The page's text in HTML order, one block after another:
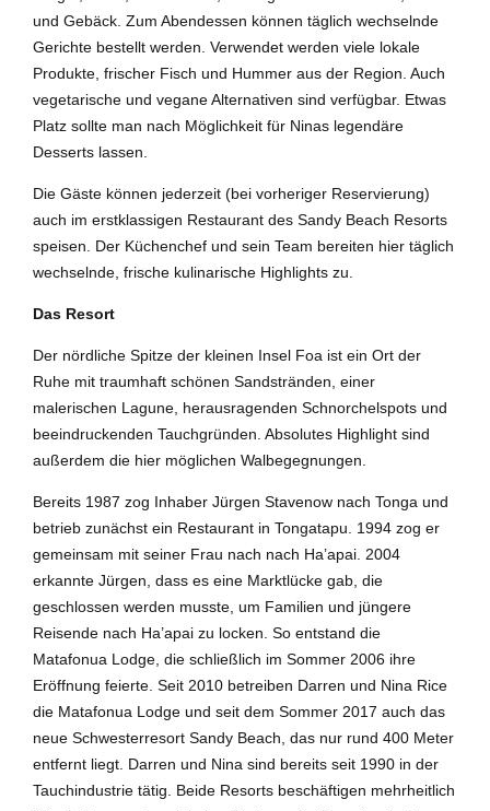
und Gebäck. Zum Abendessen können täglich wechselnde
Gerichte bestellt werden. Verwendet werden viele lokale
Produkte, frischer Fisch und Hummer aus der Region. Auch
vegetarische und vegane Alternativen sind verfügbar. Etwas
Platz sollte man nach Möglichkeit für Ninas legendäre
Desserts lassen.
Die Gäste können jederzeit (bei vorheriger Reservierung)
auch im erstklassigen Restaurant des Sandy Beach Resorts
speisen. Der Küchenchef und sein Team bereiten hier täglich
wechselnde, frische kulinarische Highlights zu.
Das Resort
Der nördliche Spitze der kleinen Insel Foa ist ein Ort der
Ruhe mit traumhaft schönen Sandstränden, einer
malerischen Lagune, herausragenden Schnorchelspots und
beeindruckenden Tauchgründen. Absolutes Highlight sind
außerdem die hier möglichen Walbegegnungen.
Bereits 1987 zog Inhaber Jürgen Stavenow nach Tonga und
betrieb zunächst ein Restaurant in Tongatapu. 1994 zog er
gemeinsam mit seiner Frau nach nach Ha’apai. 2004
erkannte Jürgen, dass es eine Marktlücke gab, die
geschlossen werden musste, um Familien und jüngere
Reisende nach Ha’apai zu locken. So entstand die
Matafonua Lodge, die schließlich im Sommer 2006 ihre
Eröffnung feierte. Seit 2010 betreiben Darren und Nina Rice
die Matafonua Lodge und seit dem Sommer 2017 auch das
neue Schwesterresort Sandy Beach, das nur rund 400 Meter
entfernt liegt. Darren und Nina sind bereits seit 1990 in der
Tauchindustrie tätig. Beide Resorts beschäftigen mehrheitlich